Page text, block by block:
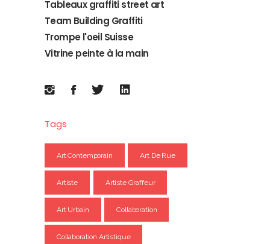
Tableaux graffiti street art
Team Building Graffiti
Trompe l'oeil Suisse
Vitrine peinte à la main
Tags
Art Contemporain Art De Rue
Artiste Artiste Graffeur
Art Urbain Collaboration
Collaboration Artistique